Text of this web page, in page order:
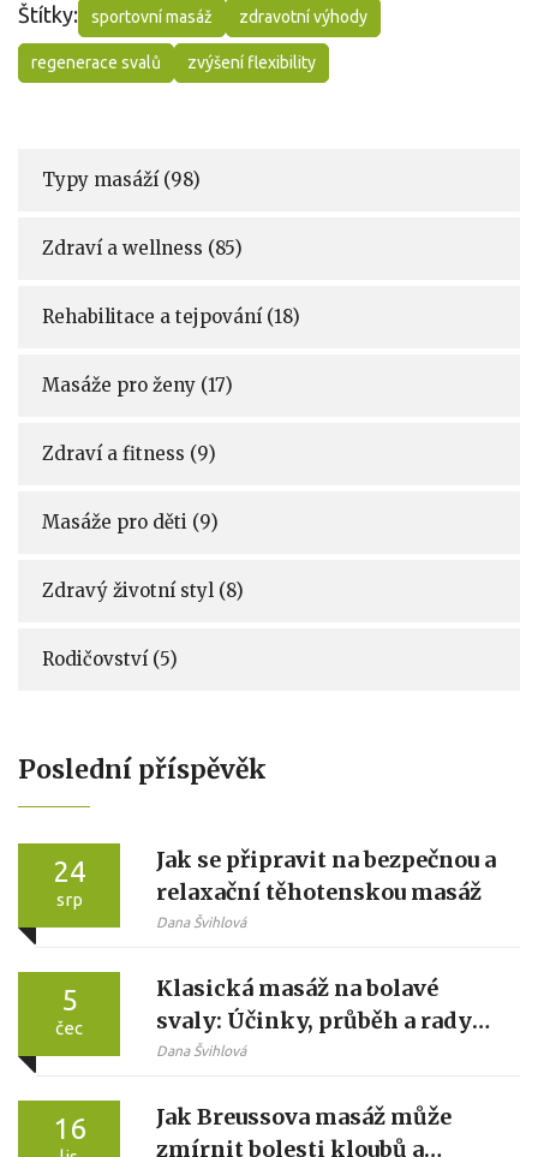
Štítky: sportovní masáž zdravotní výhody
regenerace svalů zvýšení flexibility
Typy masáží (98)
Zdraví a wellness (85)
Rehabilitace a tejpování (18)
Masáže pro ženy (17)
Zdraví a fitness (9)
Masáže pro děti (9)
Zdravý životní styl (8)
Rodičovství (5)
Poslední příspěvěk
24
srp
Jak se připravit na bezpečnou a
relaxační těhotenskou masáž
Dana Švihlová
5
čec
Klasická masáž na bolavé
svaly: Účinky, průběh a rady
od odborníků
Dana Švihlová
16
Jak Breussova masáž může
zmírnit bolesti kloubů a